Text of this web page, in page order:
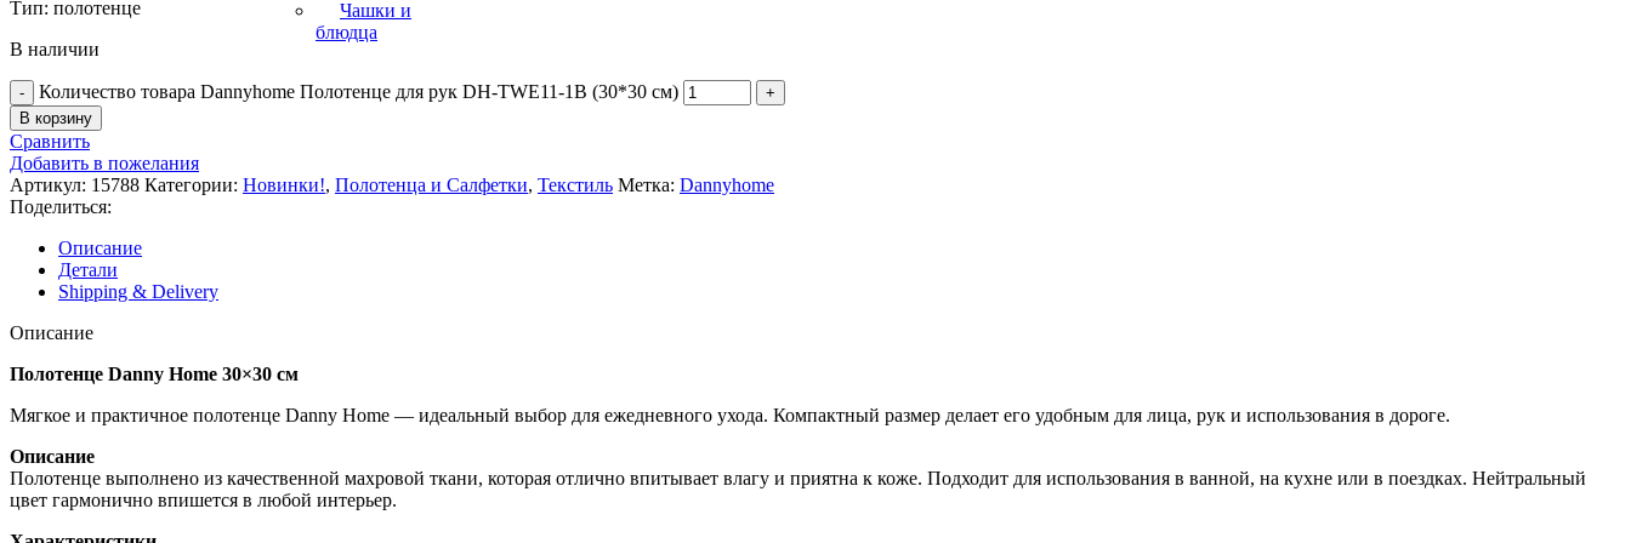
Чашки и
блюдца
Тип: полотенце
В наличии
Количество товара Dannyhome Полотенце для рук DH-TWE11-1B (30*30 см)
В корзину
Сравнить
Добавить в пожелания
Артикул: 15788 Категории: Новинки!, Полотенца и Салфетки, Текстиль Метка: Dannyhome
Поделиться:
Описание
Детали
Shipping & Delivery
Описание
Полотенце Danny Home 30×30 см
Мягкое и практичное полотенце Danny Home — идеальный выбор для ежедневного ухода. Компактный размер делает его удобным для лица, рук и использования в дороге.
Описание
Полотенце выполнено из качественной махровой ткани, которая отлично впитывает влагу и приятна к коже. Подходит для использования в ванной, на кухне или в поездках. Нейтральный
цвет гармонично впишется в любой интерьер.